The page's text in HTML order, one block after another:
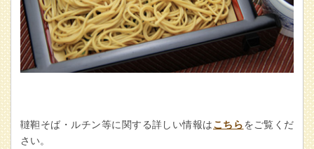
韃靼そば・ルチン等に関する詳しい情報はこちらをご覧くだ
さい。